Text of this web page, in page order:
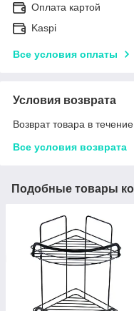
Оплата картой
Kaspi
Все условия оплаты
Условия возврата
Возврат товара в
Все условия возврата
Подобные товары